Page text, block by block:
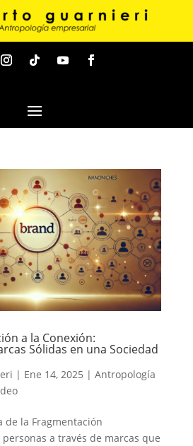
a la Conexión:
Sólidas en una Sociedad
| Ene 14, 2025 | Antropología
de la Fragmentación
a través de marcas que